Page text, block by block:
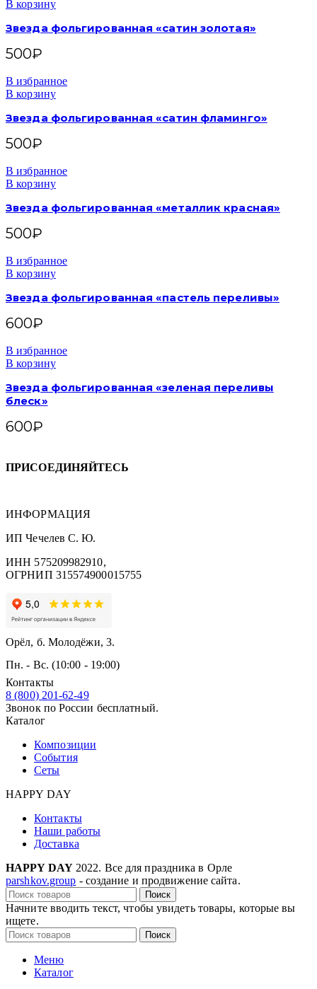
В корзину
Звезда фольгированная «сатин золотая»
500₽
В избранное
В корзину
Звезда фольгированная «сатин фламинго»
500₽
В избранное
В корзину
Звезда фольгированная «металлик красная»
500₽
В избранное
В корзину
Звезда фольгированная «пастель переливы»
600₽
В избранное
В корзину
Звезда фольгированная «зеленая переливы
блеск»
600₽
ПРИСОЕДИНЯЙТЕСЬ
ИНФОРМАЦИЯ
ИП Чечелев С. Ю.
ИНН 575209982910,
ОГРНИП 315574900015755
Орёл, б. Молодёжи, 3.
Пн. - Вс. (10:00 - 19:00)
Контакты
8 (800) 201-62-49
Звонок по России бесплатный.
Каталог
Композиции
События
Сеты
HAPPY DAY
Контакты
Наши работы
Доставка
HAPPY DAY 2022. Все для праздника в Орле
parshkov.group - создание и продвижение сайта.
Поиск
Начните вводить текст, чтобы увидеть товары, которые вы
ищете.
Поиск
Меню
Каталог